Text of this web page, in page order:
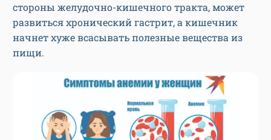
стороны желудочно-кишечного тракта, может
развиться хронический гастрит, а кишечник
начнет хуже всасывать полезные вещества из
пищи.